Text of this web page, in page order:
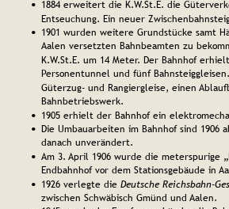
• 1884 erweitert die K.W.St.E. die
Entseuchung. Ein neuer
• 1901 wurden weitere Grundstücke samt
Aalen versetzten Bahnbeamten zu
K.W.St.E. um 14 Meter. Der Bahnhof
Personentunnel und fünf
Güterzug- und Rangiergleise, einen
Bahnbetriebswerk.
• 1905 erhielt der Bahnhof ein
• Die Umbauarbeiten im Bahnhof sind 1906
danach unverändert.
• Am 3. April 1906 wurde die
Endbahnhof vor dem Stationsgebäude in
• 1926 verlegte die Deutsche Reichsbahn-
zwischen Schwäbisch Gmünd und Aalen.